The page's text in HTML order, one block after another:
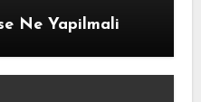
Ne Yapilmali